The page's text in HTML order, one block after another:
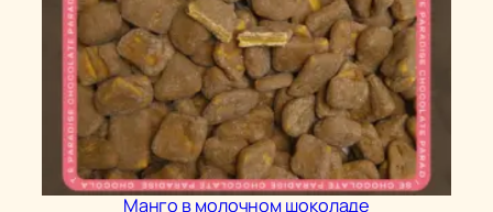
Манго в молочном шоколаде